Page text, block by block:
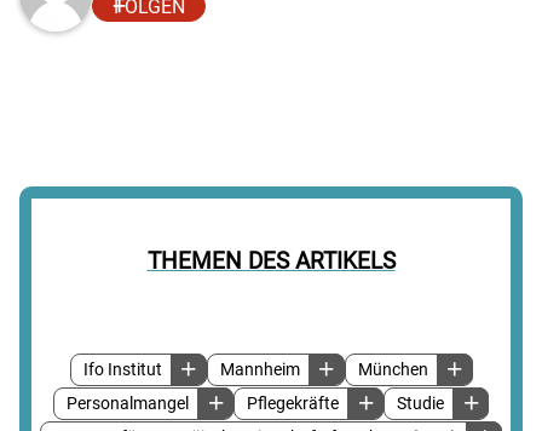
THEMEN DES ARTIKELS
Ifo Institut Mannheim
München
Personalmangel
Pflegekräfte
Studie
FOLGEN